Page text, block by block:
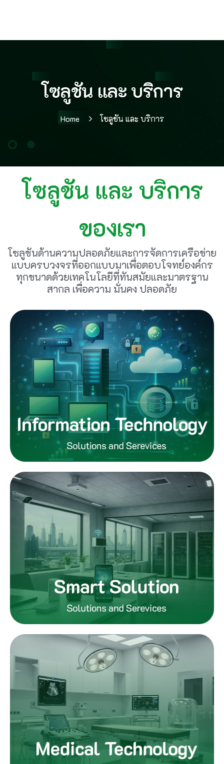
โซลูชัน และ บริการ
Home โซลูชัน และ บริการ
โซลูชัน และ บริการ
ของเรา
โซลูชันด้านความปลอดภัยและการจัดการเครือข่าย
แบบครบวงจรที่ออกแบบมาเพื่อตอบโจทย์องค์กร
ทุกขนาดด้วยเทคโนโลยีที่ทันสมัยและมาตรฐาน
สากล เพื่อความ มั่นคง ปลอดภัย